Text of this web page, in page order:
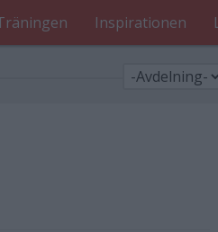
Inspirationen